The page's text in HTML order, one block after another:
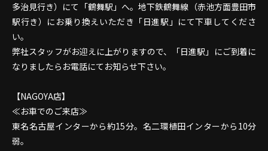
多治見行き）にて「鶴舞駅」へ。地下鉄鶴舞線（赤池方面豊田市
駅行き）にお乗り換えいただき「日進駅」にて下車してくださ
い。
弊社スタッフがお迎えに上がりますので、「日進駅」にご到着に
なりましたらお電話にてお知らせ下さい。
【NAGOYA店】
≪お車でのご来店≫
東名名古屋インターから約15分。名二環植田インターから10分
弱。